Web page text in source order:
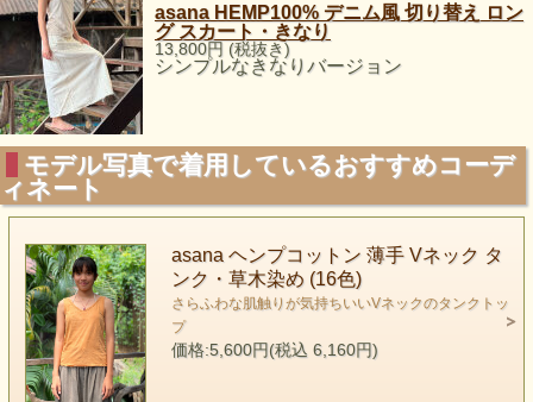
asana HEMP100% デニム風 切り替え ロン
グ スカート・きなり
13,800円 (税抜き)
シンプルなきなりバージョン
モデル写真で着用しているおすすめコーデ
ィネート
asana ヘンプコットン 薄手 Vネック タ
ンク・草木染め (16色)
さらふわな肌触りが気持ちいいVネックのタンクトッ
プ
価格:5,600円(税込 6,160円)